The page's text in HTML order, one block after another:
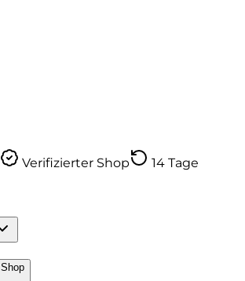
Verifizierter Shop
14 Tage
Shop